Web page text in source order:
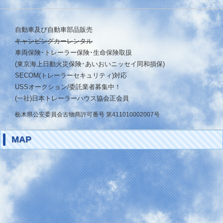
自動車及び自動車部品販売
キャンピングカーレンタル
車両保険･トレーラー保険･生命保険取扱
(東京海上日動火災保険･あいおいニッセイ同和損保)
SECOM(トレーラーセキュリティ)対応
USSオークション/委託業者募集中！
(一社)日本トレーラーハウス協会正会員
栃木県公安委員会古物商許可番号 第411010002007号
MAP